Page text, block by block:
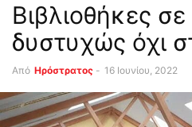
Βιβλιοθήκες
δυστυχώς όχι
Από Ηρόστρατος - 16 Ιουνίου, 2022